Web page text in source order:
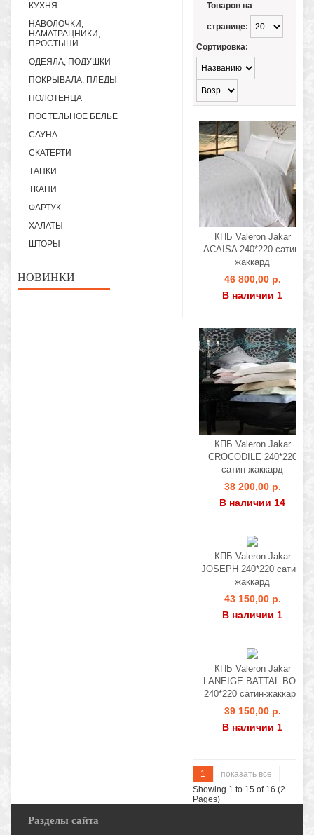
КУХНЯ
НАВОЛОЧКИ,
НАМАТРАЦНИКИ,
ПРОСТЫНИ
ОДЕЯЛА, ПОДУШКИ
ПОКРЫВАЛА, ПЛЕДЫ
ПОЛОТЕНЦА
ПОСТЕЛЬНОЕ БЕЛЬЕ
САУНА
СКАТЕРТИ
ТАПКИ
ТКАНИ
ФАРТУК
ХАЛАТЫ
ШТОРЫ
НОВИНКИ
Товаров на
странице:
Сортировка:
КПБ Valeron Jakar
ACAISA 240*220 сатин-
жаккард
46 800,00 р.
В наличии 1
КПБ Valeron Jakar
CROCODILE 240*220
сатин-жаккард
38 200,00 р.
В наличии 14
КПБ Valeron Jakar
JOSEPH 240*220 сатин-
жаккард
43 150,00 р.
В наличии 1
КПБ Valeron Jakar
LANEIGE BATTAL BOY
240*220 сатин-жаккард
39 150,00 р.
В наличии 1
1
показать все
Showing 1 to 15 of 16 (2
Pages)
Разделы сайта